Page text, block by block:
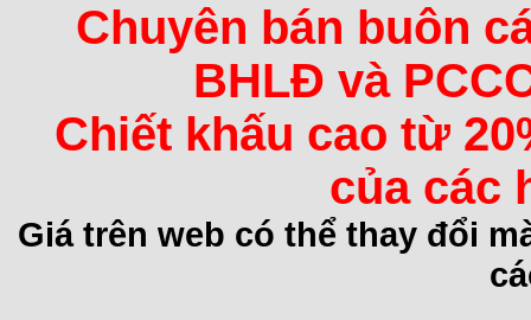
Chuyên bán buôn
BHLĐ và
Chiết khấu cao từ
của các
Giá trên web có thể thay đổi